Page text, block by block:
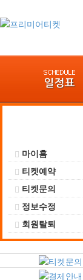
마이홈
티켓예약
티켓문의
정보수정
회원탈퇴